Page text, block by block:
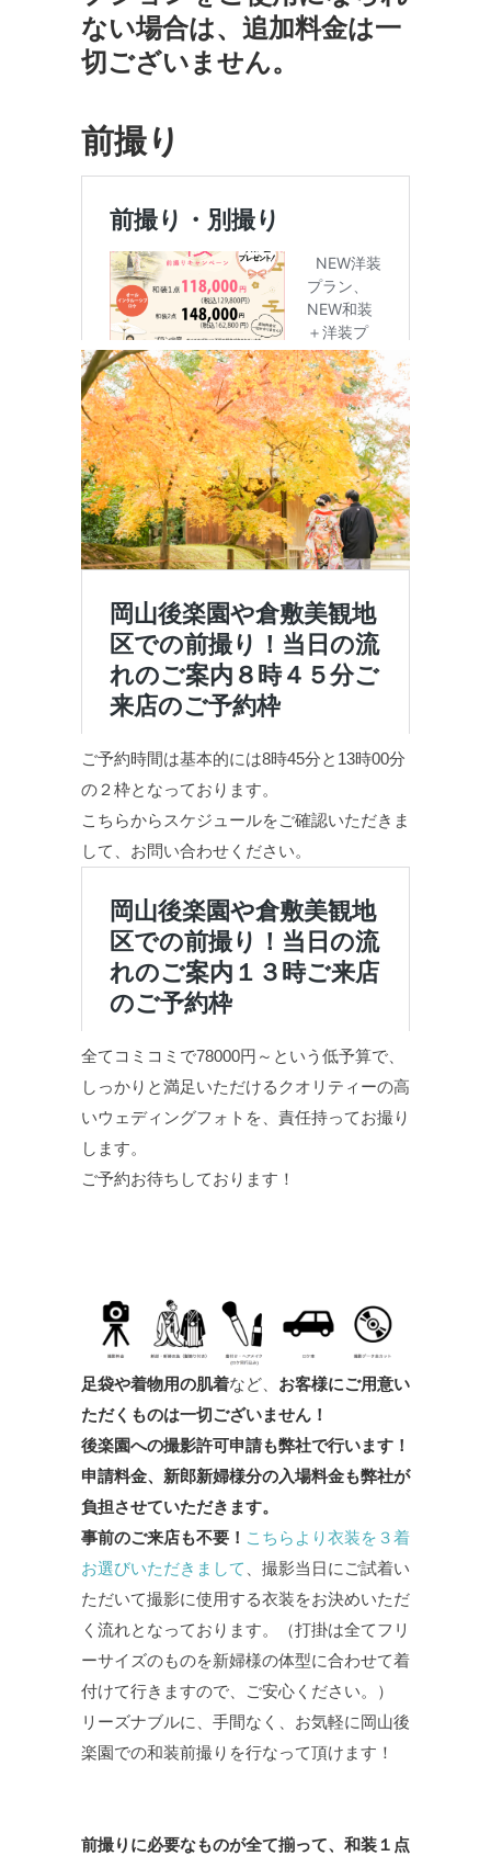
ない場合は、追加料金は一
切ございません。
前撮り
ご予約時間は基本的には8時45分と13時00分
の２枠となっております。
こちらからスケジュールをご確認いただきま
して、お問い合わせください。
全てコミコミで78000円～という低予算で、
しっかりと満足いただけるクオリティーの高
いウェディングフォトを、責任持ってお撮り
します。
ご予約お待ちしております！
足袋や着物用の肌着など、 お客様にご用意い
ただくものは一切ございません！
後楽園への撮影許可申請も弊社で行います！
申請料金、新郎新婦様分の入場料金も弊社が
負担させていただきます。
事前のご来店も不要！ こちらより衣装を３着
お選びいただきまして 、撮影当日にご試着い
ただいて撮影に使用する衣装をお決めいただ
く流れとなっております。（打掛は全てフリ
ーサイズのものを新婦様の体型に合わせて着
付けて行きますので、ご安心ください。）
リーズナブルに、手間なく、お気軽に岡山後
楽園での和装前撮りを行なって頂けます！
前撮りに必要なものが全て揃って、和装１点